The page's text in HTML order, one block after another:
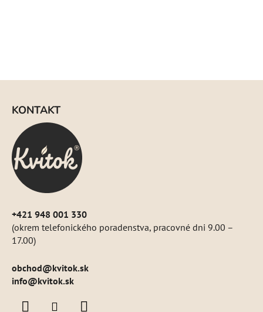
KONTAKT
+421 948 001 330
(okrem telefonického poradenstva, pracovné dni 9.00 –
17.00)
obchod@kvitok.sk
info@kvitok.sk